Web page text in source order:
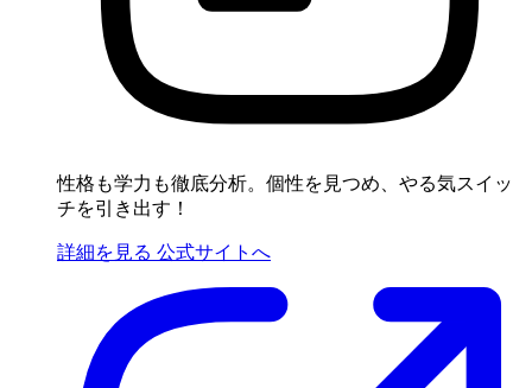
性格も学力も徹底分析。個性を見つめ、やる気スイッ
チを引き出す！
詳細を見る 公式サイトへ